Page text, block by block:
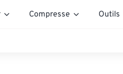
Compresse Outils